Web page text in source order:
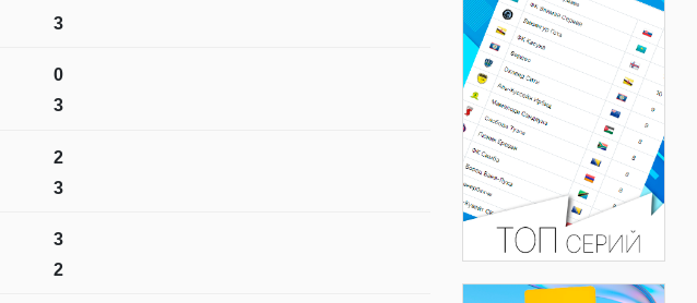
3
0
3
2
3
3
2